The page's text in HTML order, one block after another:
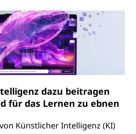
dazu beitragen
für das Lernen zu ebnen
Künstlicher Intelligenz (KI)